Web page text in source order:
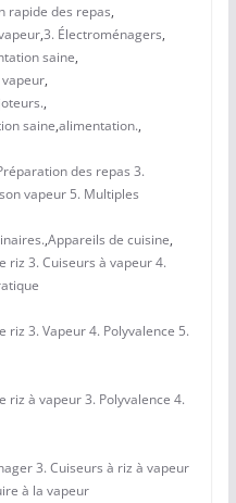
rapide des repas,
,3. Électroménagers,
saine,
,
,
saine,alimentation.,
des repas 3.
vapeur 5. Multiples
,Appareils de cuisine,
riz 3. Cuiseurs à vapeur 4.
riz 3. Vapeur 4. Polyvalence 5.
riz à vapeur 3. Polyvalence 4.
3. Cuiseurs à riz à vapeur
à la vapeur